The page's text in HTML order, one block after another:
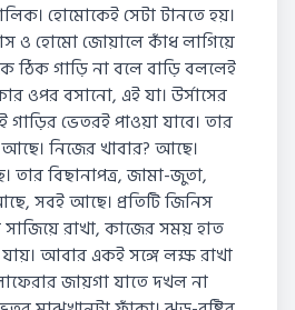
হোমোকেই সেটা টানতে হয়।
ও হোমো জোয়ালে কাঁধ লাগিয়ে
ঠিক গাড়ি না বলে বাড়ি বললেই
ওপর বসানো, এই যা। উর্সাসের
ভেতরই পাওয়া যাবে। তার
নিজের খাবার? আছে।
তার বিছানাপত্র, জামা-জুতা,
সবই আছে। প্রতিটি জিনিস
সাজিয়ে রাখা, কাজের সময় হাত
যায়। আবার একই সঙ্গে লক্ষ রাখা
জায়গা যাতে দখল না